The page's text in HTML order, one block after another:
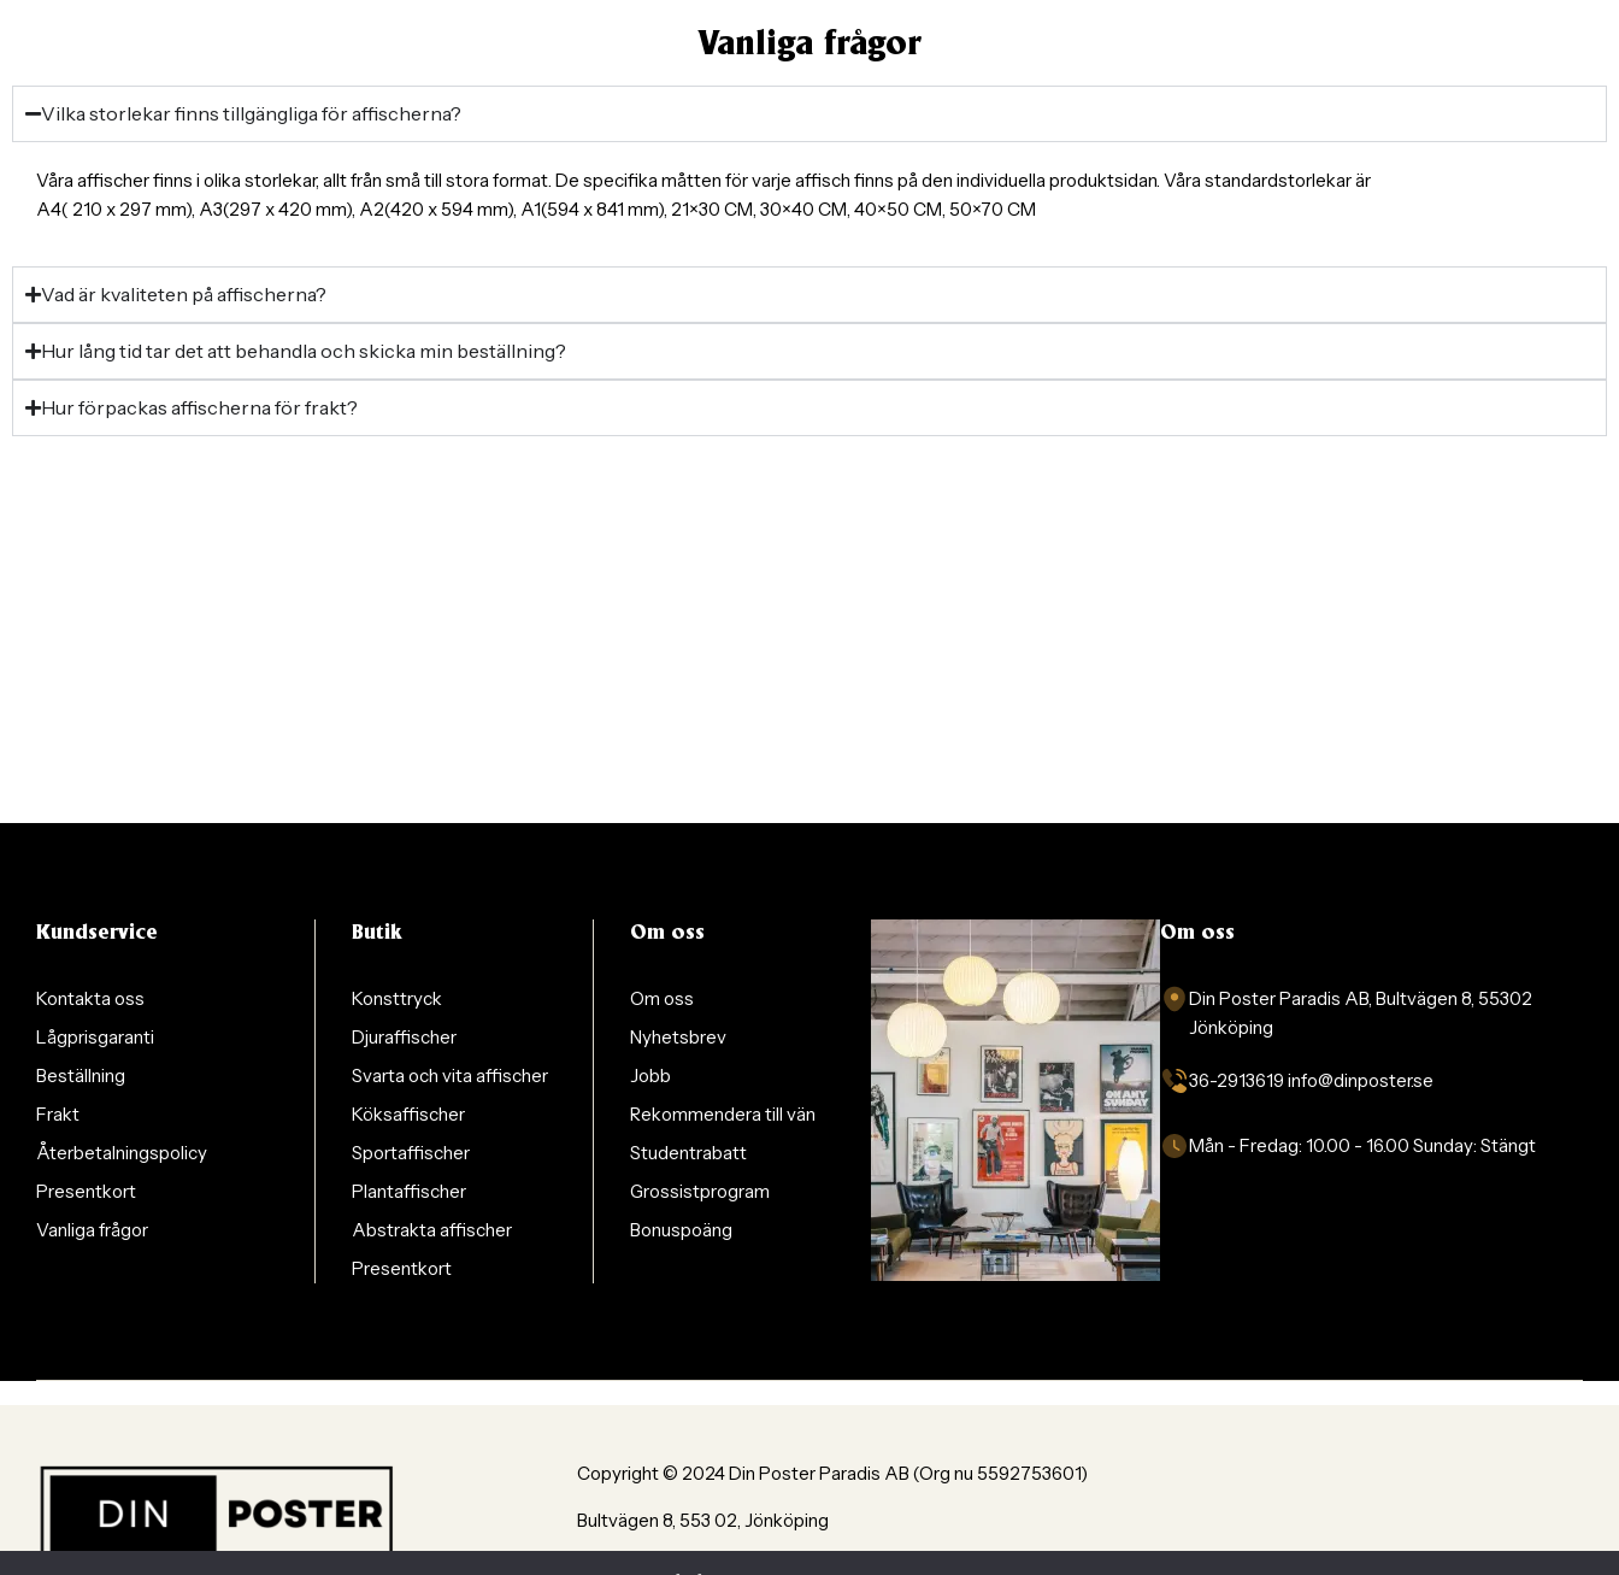
Vanliga frågor
Vilka storlekar finns tillgängliga för affischerna?
Våra affischer finns i olika storlekar, allt från små till stora format. De specifika måtten för varje affisch finns på den individuella produktsidan. Våra standardstorlekar är
A4( 210 x 297 mm), A3(297 x 420 mm), A2(420 x 594 mm), A1(594 x 841 mm), 21×30 CM, 30×40 CM, 40×50 CM, 50×70 CM
Vad är kvaliteten på affischerna?
Hur lång tid tar det att behandla och skicka min beställning?
Hur förpackas affischerna för frakt?
Kundservice
Kontakta oss
Lågprisgaranti
Beställning
Frakt
Återbetalningspolicy
Presentkort
Vanliga frågor
Butik
Konsttryck
Djuraffischer
Svarta och vita affischer
Köksaffischer
Sportaffischer
Plantaffischer
Abstrakta affischer
Presentkort
Om oss
Om oss
Nyhetsbrev
Jobb
Rekommendera till vän
Studentrabatt
Grossistprogram
Bonuspoäng
Om oss
Din Poster Paradis AB, Bultvägen 8, 55302
Jönköping
36-2913619 info@dinposter.se​
Mån - Fredag:10.00 - 16.00Sunday:Stängt
Copyright © 2024 Din Poster Paradis AB (Org nu 5592753601)
Bultvägen 8, 553 02, Jönköping